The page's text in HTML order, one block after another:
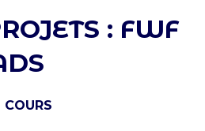
: FWF
COURS